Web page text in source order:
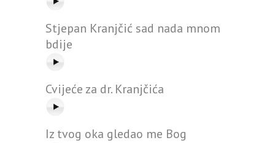
Stjepan Kranjčić sad nada mnom
bdije
Cvijeće za dr. Kranjčića
Iz tvog oka gledao me Bog